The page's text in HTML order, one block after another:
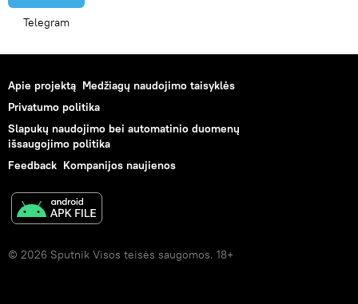
Telegram
Apie projektą Medžiagų naudojimo taisyklės
Privatumo politika
Slapukų naudojimo bei automatinio duomenų
išsaugojimo politika
Feedback Kompanijos naujienos
© 2026 Sputnik Visos teisės saugomos. 18+